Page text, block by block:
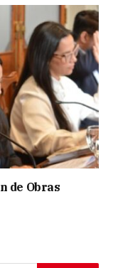
de Obras